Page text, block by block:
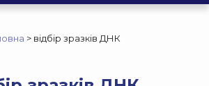
> відбір зразків ДНК